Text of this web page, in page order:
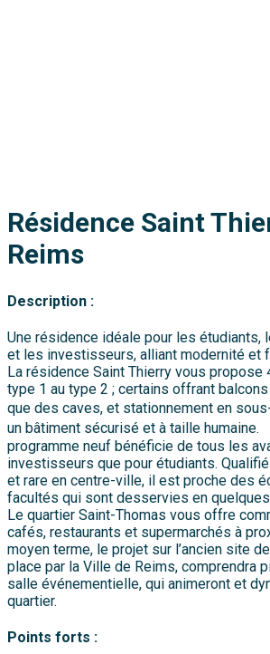
Résidence Saint
Reims
Description :
Une résidence idéale pour les étudiants,
et les investisseurs, alliant modernité et
La résidence Saint Thierry vous propose
type 1 au type 2 ; certains offrant
que des caves, et stationnement en
un bâtiment sécurisé et à taille humaine.
programme neuf bénéficie de tous les
investisseurs que pour étudiants.
et rare en centre-ville, il est proche des
facultés qui sont desservies en
Le quartier Saint-Thomas vous offre
cafés, restaurants et supermarchés à
moyen terme, le projet sur l’ancien site
place par la Ville de Reims, comprendra
salle événementielle, qui animeront et
quartier.
Points forts :